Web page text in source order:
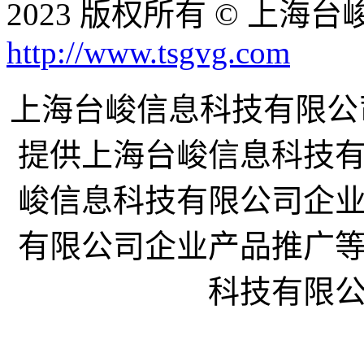
2023 版权所有 © 上海
http://www.tsgvg.com
上海台峻信息科技有限
提供上海台峻信息科技
峻信息科技有限公司企
有限公司企业产品推广
科技有限